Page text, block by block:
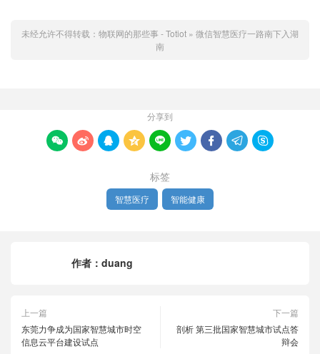
未经允许不得转载： 物联网的那些事 - Totiot » 微信智慧医疗一路南下入湖
南
分享到
        
标签
智慧医疗 智能健康
作者： duang
上一篇
东莞力争成为国家智慧城市时空
信息云平台建设试点
下一篇
剖析 第三批国家智慧城市试点答
辩会